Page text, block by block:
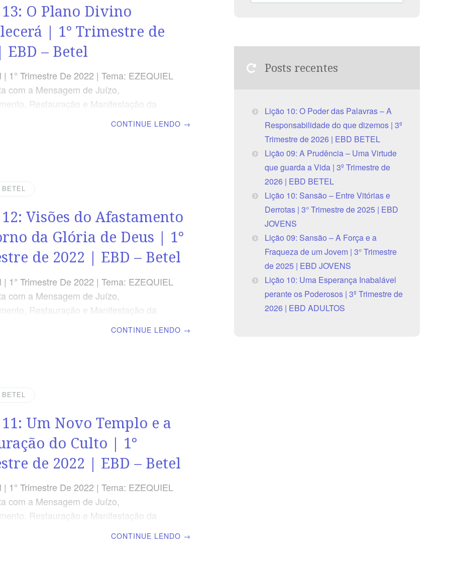
O Plano Divino
| 1° Trimestre de
EBD – Betel
| 1° Trimestre De 2022 | Tema: EZEQUIEL
com a Mensagem de Juízo,
Restauração e Manifestação da
será cumprido, pois o Senhor é o Todo-
destruir o povo de Deus.Ressaltar
plano divino e a escatologia.Ensinar sobre
CONTINUE LENDO →
BETEL
Visões do Afastamento
da Glória de Deus | 1°
de 2022 | EBD – Betel
| 1° Trimestre De 2022 | Tema: EZEQUIEL
com a Mensagem de Juízo,
Restauração e Manifestação da
a viver em santidade para que se
com Deus. OBJETIVOS DA LIÇÃO
Deus
CONTINUE LENDO →
Um Novo Templo e a
do Culto | 1°
de 2022 | EBD – Betel
| 1° Trimestre De 2022 | Tema: EZEQUIEL
com a Mensagem de Juízo,
Restauração e Manifestação da
CONTINUE LENDO →
Posts recentes
Lição 10: O Poder das Palavras – A
Responsabilidade do que dizemos | 3º
Trimestre de 2026 | EBD BETEL
Lição 09: A Prudência – Uma Virtude
que guarda a Vida | 3º Trimestre de
2026 | EBD BETEL
Lição 10: Sansão – Entre Vitórias e
Derrotas | 3° Trimestre de 2025 | EBD
JOVENS
Lição 09: Sansão – A Força e a
Fraqueza de um Jovem | 3° Trimestre
de 2025 | EBD JOVENS
Lição 10: Uma Esperança Inabalável
perante os Poderosos | 3º Trimestre de
2026 | EBD ADULTOS